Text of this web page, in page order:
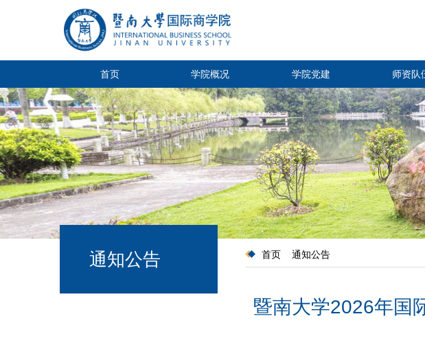
首页 学院概况 学院党建 师资队
通知公告 首页 通知公告
暨南大学2026年国